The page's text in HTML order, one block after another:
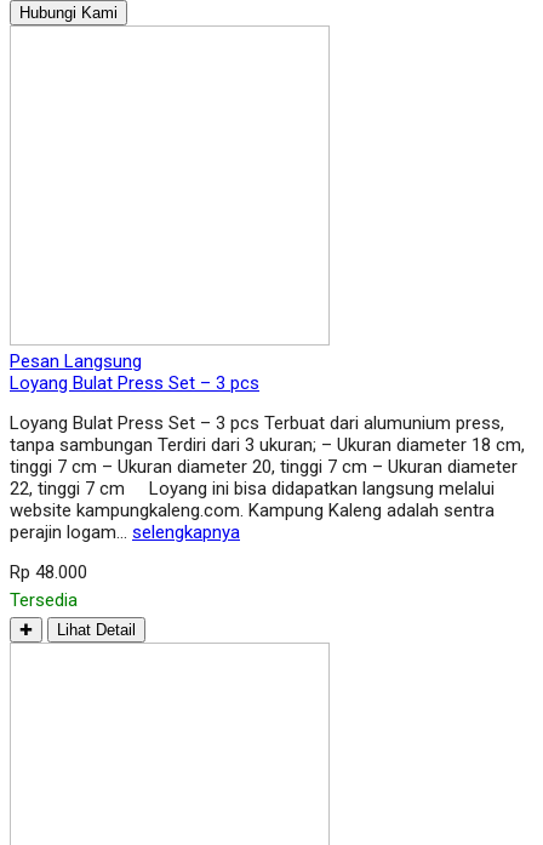
Hubungi Kami
Pesan Langsung
Loyang Bulat Press Set – 3 pcs
Loyang Bulat Press Set – 3 pcs Terbuat dari alumunium press,
tanpa sambungan Terdiri dari 3 ukuran; – Ukuran diameter 18 cm,
tinggi 7 cm – Ukuran diameter 20, tinggi 7 cm – Ukuran diameter
22, tinggi 7 cm Loyang ini bisa didapatkan langsung melalui
website kampungkaleng.com. Kampung Kaleng adalah sentra
perajin logam… selengkapnya
Rp 48.000
Tersedia
✚ Lihat Detail